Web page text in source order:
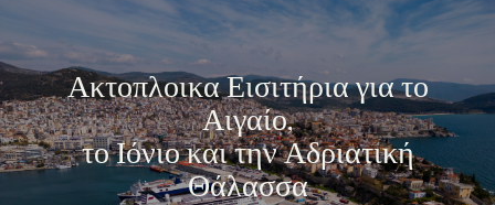
Ακτοπλοικα Εισιτήρια για το
Αιγαίο,
το Ιόνιο και την Αδριατική
Θάλασσα